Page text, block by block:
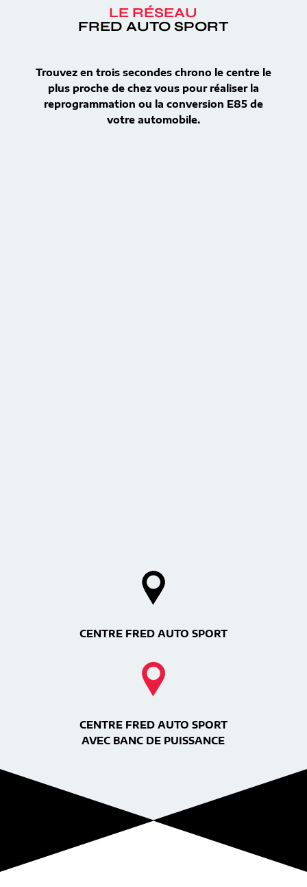
LE RÉSEAU
FRED AUTO SPORT
Trouvez en trois secondes chrono le centre le
plus proche de chez vous pour réaliser la
reprogrammation ou la conversion E85 de
votre automobile.
CENTRE FRED AUTO SPORT
CENTRE FRED AUTO SPORT
AVEC BANC DE PUISSANCE